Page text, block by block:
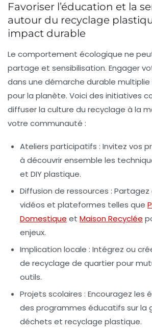
Favoriser l’éducation et la
autour du recyclage
impact durable
Le comportement écologique ne
partage et sensibilisation. Engager
dans une démarche durable
pour la planète. Voici des initiatives
diffuser la culture du recyclage à la
votre communauté :
Ateliers participatifs : Invitez vos
à découvrir ensemble les
et DIY plastique.
Diffusion de ressources : Partagez
vidéos et plateformes telles que
Domestique et Maison Recyclée
enjeux.
Implication locale : Intégrez ou
de recyclage de quartier pour
outils.
Projets scolaires : Encouragez les
des programmes éducatifs sur la
déchets et recyclage plastique.